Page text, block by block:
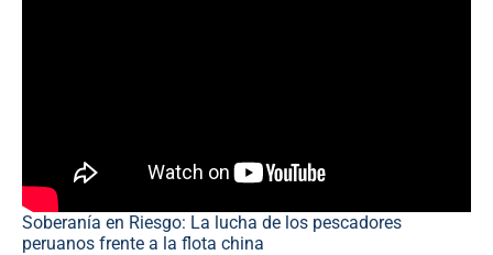
Soberanía en Riesgo: La lucha de los pescadores
peruanos frente a la flota china